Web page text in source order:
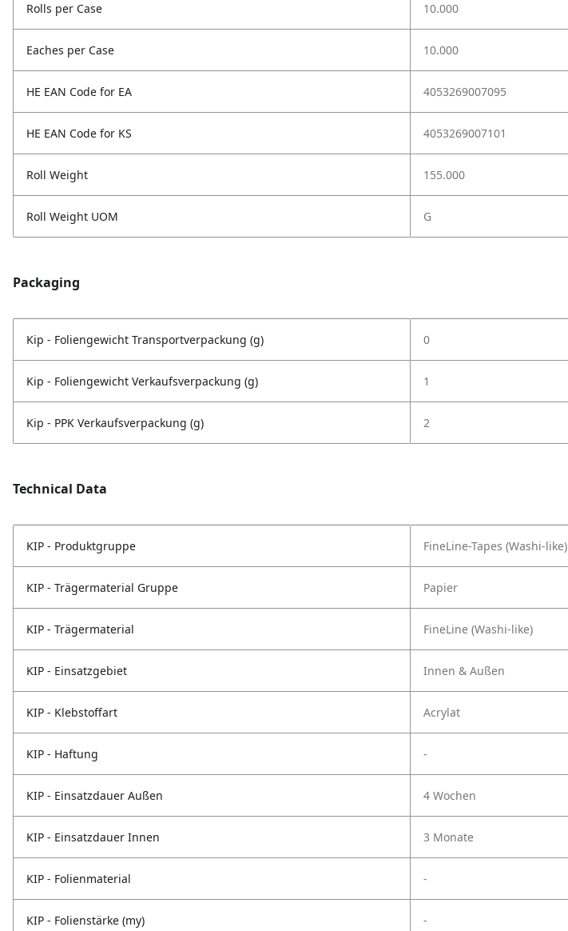
Rolls per Case 10.000
Eaches per Case 10.000
HE EAN Code for EA 4053269007095
HE EAN Code for KS 4053269007101
Roll Weight 155.000
Roll Weight UOM G
Packaging
Kip - Foliengewicht Transportverpackung (g) 0
Kip - Foliengewicht Verkaufsverpackung (g) 1
Kip - PPK Verkaufsverpackung (g) 2
Technical Data
KIP - Produktgruppe FineLine-Tapes (Washi-like)
KIP - Trägermaterial Gruppe Papier
KIP - Trägermaterial FineLine (Washi-like)
KIP - Einsatzgebiet Innen & Außen
KIP - Klebstoffart Acrylat
KIP - Haftung -
KIP - Einsatzdauer Außen 4 Wochen
KIP - Einsatzdauer Innen 3 Monate
KIP - Folienmaterial -
KIP - Folienstärke (my) -